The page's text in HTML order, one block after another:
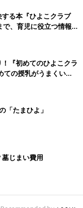
る本『ひよこクラブ
、育児に役立つ情報が
『初めてのひよこクラ
ての授乳がうまくい
夏のトラブル 解決テ
「たまひよ」
じまい費用